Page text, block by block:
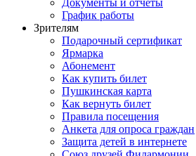
Документы и отчеты
График работы
Зрителям
Подарочный сертификат
Ярмарка
Абонемент
Как купить билет
Пушкинская карта
Как вернуть билет
Правила посещения
Анкета для опроса граждан
Защита детей в интернете